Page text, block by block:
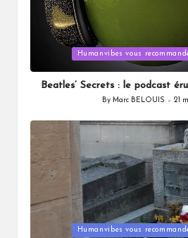
Humanvibes vous
Beatles’ Secrets : le podcast
Posted
By Marc BELOUIS 21
Humanvibes vous